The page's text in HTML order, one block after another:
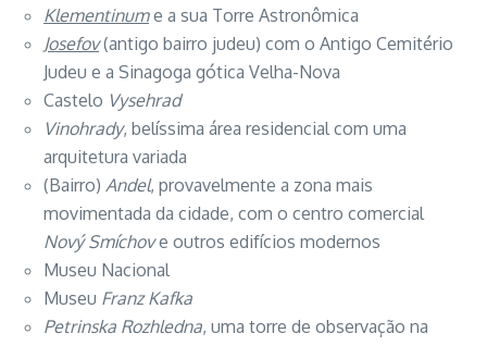
Klementinume a sua Torre Astronômica
Josefov(antigo bairro judeu) com o Antigo Cemitério
Judeu e a Sinagoga gótica Velha-Nova
Castelo Vysehrad
Vinohrady, belíssima área residencial com uma
arquitetura variada
(Bairro) Andel, provavelmente a zona mais
movimentada da cidade, com o centro comercial
Nový Smíchove outros edifícios modernos
Museu Nacional
Museu Franz Kafka
Petrinska Rozhledna, uma torre de observação na